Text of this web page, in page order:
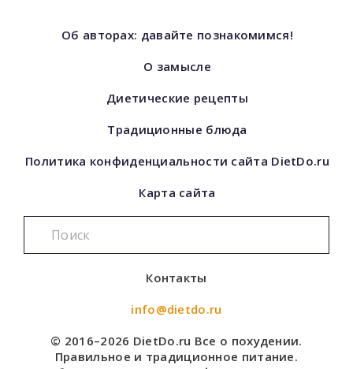
Об авторах: давайте познакомимся!
О замысле
Диетические рецепты
Традиционные блюда
Политика конфиденциальности сайта DietDo.ru
Карта сайта
Контакты
info@dietdo.ru
© 2016–2026 DietDo.ru Все о похудении.
Правильное и традиционное питание.